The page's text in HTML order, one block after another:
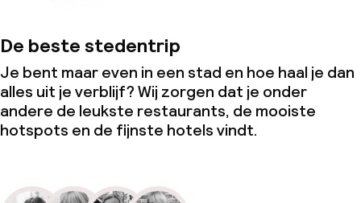
De beste stedentrip
Je bent maar even in een stad en hoe haal je dan
alles uit je verblijf? Wij zorgen dat je onder
andere de leukste restaurants, de mooiste
hotspots en de fijnste hotels vindt.